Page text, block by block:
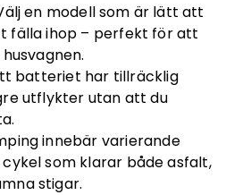
en modell som är lätt att
fälla ihop – perfekt för att
batteriet har tillräcklig
utflykter utan att du
innebär varierande
som klarar både asfalt,
stigar.